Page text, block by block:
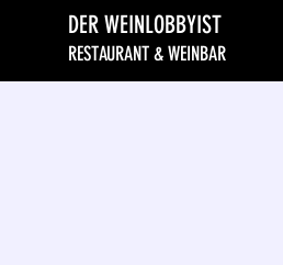
DER WEINLOBBYIST
RESTAURANT & WEINBAR